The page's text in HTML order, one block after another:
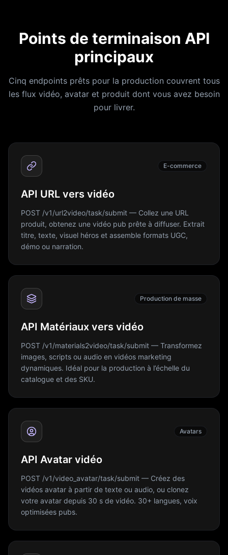
Points de terminaison API
principaux
Cinq endpoints prêts pour la production couvrent tous
les flux vidéo, avatar et produit dont vous avez besoin
pour livrer.
E-commerce
API URL vers vidéo
POST /v1/url2video/task/submit — Collez une URL
produit, obtenez une vidéo pub prête à diffuser. Extrait
titre, texte, visuel héros et assemble formats UGC,
démo ou narration.
Production de masse
API Matériaux vers vidéo
POST /v1/materials2video/task/submit — Transformez
images, scripts ou audio en vidéos marketing
dynamiques. Idéal pour la production à l’échelle du
catalogue et des SKU.
Avatars
API Avatar vidéo
POST /v1/video_avatar/task/submit — Créez des
vidéos avatar à partir de texte ou audio, ou clonez
votre avatar depuis 30 s de vidéo. 30+ langues, voix
optimisées pubs.